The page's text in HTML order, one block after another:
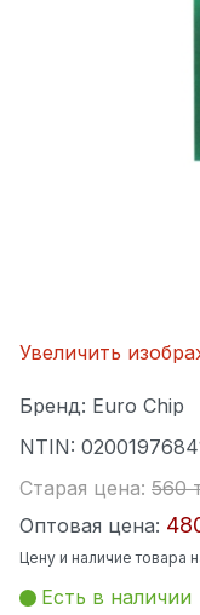
Увеличить
Бренд: Euro Chip
NTIN:
Старая цена: 560
Оптовая цена:
Цену и наличие товара
Есть в наличии